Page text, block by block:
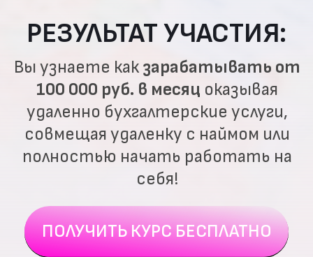
от 140 000₽на руки
от 180 000₽ на руки